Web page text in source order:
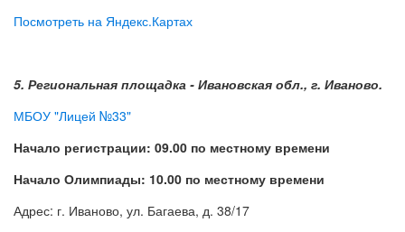
Посмотреть на Яндекс.Картах
5. Региональная площадка - Ивановская обл., г. Иваново.
МБОУ "Лицей №33"
Начало регистрации: 09.00 по местному времени
Начало Олимпиады: 10.00 по местному времени
Адрес: г. Иваново, ул. Багаева, д. 38/17